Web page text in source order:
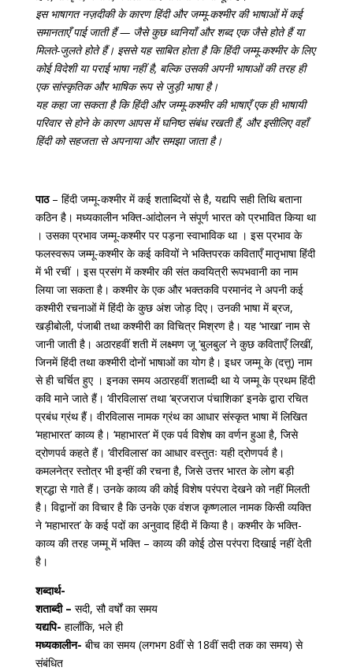
इस भाषागत नज़दीकी के कारण हिंदी और जम्मू-कश्मीर की भाषाओं में कई
समानताएँ पाई जाती हैं — जैसे कुछ ध्वनियाँ और शब्द एक जैसे होते हैं या
मिलते-जुलते होते हैं। इससे यह साबित होता है कि हिंदी जम्मू-कश्मीर के लिए
कोई विदेशी या पराई भाषा नहीं है, बल्कि उसकी अपनी भाषाओं की तरह ही
एक सांस्कृतिक और भाषिक रूप से जुड़ी भाषा है।
यह कहा जा सकता है कि हिंदी और जम्मू-कश्मीर की भाषाएँ एक ही भाषायी
परिवार से होने के कारण आपस में घनिष्ठ संबंध रखती हैं, और इसीलिए वहाँ
हिंदी को सहजता से अपनाया और समझा जाता है।
पाठ– हिंदी जम्मू-कश्मीर में कई शताब्दियों से है, यद्यपि सही तिथि बताना
कठिन है। मध्यकालीन भक्ति-आंदोलन ने संपूर्ण भारत को प्रभावित किया था
। उसका प्रभाव जम्मू-कश्मीर पर पड़ना स्वाभाविक था । इस प्रभाव के
फलस्वरूप जम्मू-कश्मीर के कई कवियों ने भक्तिपरक कविताएँ मातृभाषा हिंदी
में भी रचीं । इस प्रसंग में कश्मीर की संत कवयित्री रूपभवानी का नाम
लिया जा सकता है। कश्मीर के एक और भक्तकवि परमानंद ने अपनी कई
कश्मीरी रचनाओं में हिंदी के कुछ अंश जोड़ दिए। उनकी भाषा में ब्रज,
खड़ीबोली, पंजाबी तथा कश्मीरी का विचित्र मिश्रण है। यह ‘भाखा’ नाम से
जानी जाती है। अठारहवीं शती में लक्ष्मण जू ‘बुलबुल’ ने कुछ कविताएँ लिखीं,
जिनमें हिंदी तथा कश्मीरी दोनों भाषाओं का योग है। इधर जम्मू के (दत्तू) नाम
से ही चर्चित हुए । इनका समय अठारहवीं शताब्दी था ये जम्मू के प्रथम हिंदी
कवि माने जाते हैं। ‘वीरविलास’ तथा ‘ब्रजराज पंचाशिका’ इनके द्वारा रचित
प्रबंध ग्रंथ हैं। वीरविलास नामक ग्रंथ का आधार संस्कृत भाषा में लिखित
‘महाभारत’ काव्य है। ‘महाभारत’ में एक पर्व विशेष का वर्णन हुआ है, जिसे
द्रोणपर्व कहते हैं। ‘वीरविलास’ का आधार वस्तुतः यही द्रोणपर्व है।
कमलनेत्र स्तोत्र भी इन्हीं की रचना है, जिसे उत्तर भारत के लोग बड़ी
श्रद्धा से गाते हैं। उनके काव्य की कोई विशेष परंपरा देखने को नहीं मिलती
है। विद्वानों का विचार है कि उनके एक वंशज कृष्णलाल नामक किसी व्यक्ति
ने ‘महाभारत’ के कई पदों का अनुवाद हिंदी में किया है। कश्मीर के भक्ति-
काव्य की तरह जम्मू में भक्ति – काव्य की कोई ठोस परंपरा दिखाई नहीं देती
है।
शब्दार्थ-
शताब्दी – सदी, सौ वर्षों का समय
यद्यपि- हालाँकि, भले ही
मध्यकालीन- बीच का समय (लगभग 8वीं से 18वीं सदी तक का समय) से
संबंधित